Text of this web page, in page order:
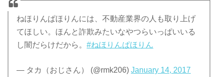
ねほりんぱほりんには、不動産業界の人も取り上げ
てほしい。ほんと詐欺みたいなやつらいっぱいいる
し闇だらけだから。#ねほりんぱほりん
— タカ（おじさん） (@rmk206)January 14, 2017